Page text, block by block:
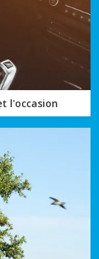
l'occasion